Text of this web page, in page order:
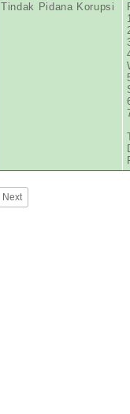
Tindak Pidana Korupsi
Next